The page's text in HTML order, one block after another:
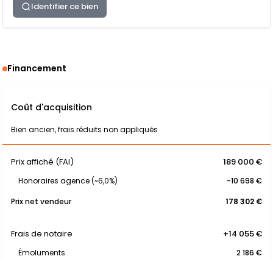
Identifier ce bien
Financement
Coût d'acquisition
Bien ancien, frais réduits non appliqués
Prix affiché (FAI) 189 000 €
Honoraires agence (~6,0%)
-10 698 €
Prix net vendeur
178 302 €
Frais de notaire +14 055 €
Émoluments
2 186 €